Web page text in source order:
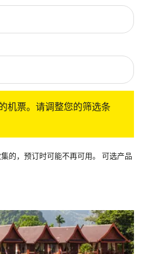
机票。请调整您的筛选条
的，预订时可能不再可用。 可选产品